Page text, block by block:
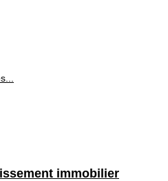
immobilier